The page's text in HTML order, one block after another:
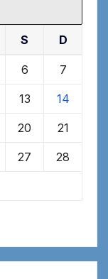
S D
6 7
13 14
20 21
27 28